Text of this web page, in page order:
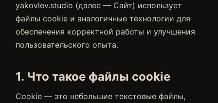
yakovlev.studio (далее — Сайт) использует
файлы cookie и аналогичные технологии для
обеспечения корректной работы и улучшения
пользовательского опыта.
1. Что такое файлы cookie
Cookie — это небольшие текстовые файлы,